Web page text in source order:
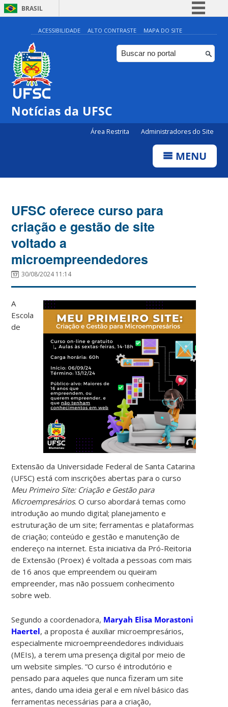
BRASIL
Simplifique!
Comunica BR
Participe
ACESSIBILIDADE ALTO CONTRASTE MAPA DO SITE
Notícias da UFSC
Área Restrita Administradores do Site
MENU
UFSC oferece curso para
criação e gestão de site
voltado a
microempreendedores
30/08/2024 11:14
A
Escola
de
Extensão da Universidade Federal de Santa Catarina
(UFSC) está com inscrições abertas para o curso
Meu Primeiro Site: Criação e Gestão para
Microempresários. O curso abordará temas como
introdução ao mundo digital; planejamento e
estruturação de um site; ferramentas e plataformas
de criação; conteúdo e gestão e manutenção de
endereço na internet. Esta iniciativa da Pró-Reitoria
de Extensão (Proex) é voltada a pessoas com mais
de 16 anos que empreendem ou queiram
empreender, mas não possuem conhecimento
sobre web.
Segundo a coordenadora, Maryah Elisa Morastoni
Haertel, a proposta é auxiliar microempresários,
especialmente microempreendedores individuais
(MEIs), a terem uma presença digital por meio de
um website simples. “O curso é introdutório e
pensado para aqueles que nunca fizeram um site
antes, dando uma ideia geral e em nível básico das
ferramentas necessárias para a criação,